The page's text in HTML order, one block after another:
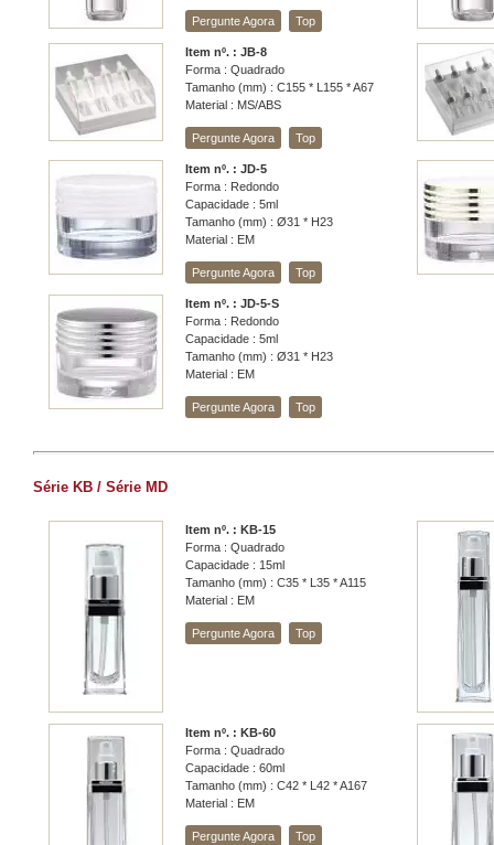
Pergunte Agora Top
Item nº. : JB-8
Forma : Quadrado
Tamanho (mm) : C155 * L155 * A67
Material : MS/ABS
Pergunte Agora Top
Item nº. : JD-5
Forma : Redondo
Capacidade : 5ml
Tamanho (mm) : Ø31 * H23
Material : EM
Pergunte Agora Top
Item nº. : JD-5-S
Forma : Redondo
Capacidade : 5ml
Tamanho (mm) : Ø31 * H23
Material : EM
Pergunte Agora Top
Série KB / Série MD
Item nº. : KB-15
Forma : Quadrado
Capacidade : 15ml
Tamanho (mm) : C35 * L35 * A115
Material : EM
Pergunte Agora Top
Item nº. : KB-60
Forma : Quadrado
Capacidade : 60ml
Tamanho (mm) : C42 * L42 * A167
Material : EM
Pergunte Agora Top